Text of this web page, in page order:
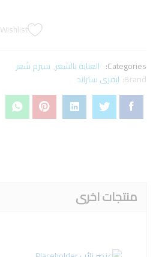
Wishlist
Categories: العناية بالشعر, سيرم شعر
Brand: ايفرى ستراند
منتجات اخرى